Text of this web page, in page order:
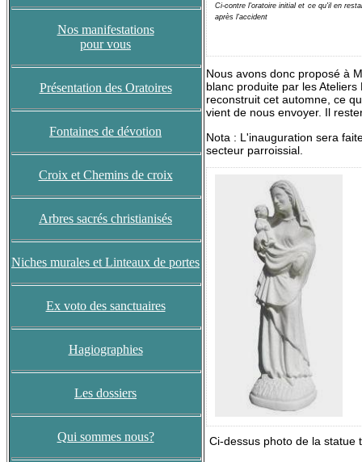
Nos manifestations
pour vous
Présentation des Oratoires
Fontaines de dévotion
Croix et Chemins de croix
Arbres sacrés christianisés
Niches murales et Linteaux de portes
Ex voto des sanctuaires
Hagiographies
Les dossiers
Qui sommes nous?
Ci-contre l'oratoire initial et ce qu'il en
après l'accident
Nous avons donc proposé à
blanc produite par les
reconstruit cet automne, ce
vient de nous envoyer. Il
Nota : L'inauguration sera
secteur parroissial.
Ci-dessus photo de la statue